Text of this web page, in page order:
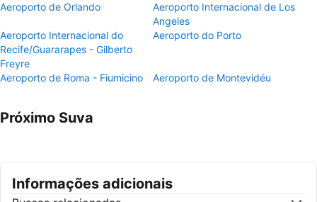
Aeroporto de Orlando
Aeroporto Internacional de Los
Angeles
Aeroporto Internacional do
Recife/Guararapes - Gilberto
Freyre
Aeroporto do Porto
Aeroporto de Roma - Fiumicino Aeroporto de Montevidéu
Próximo Suva
Informações adicionais